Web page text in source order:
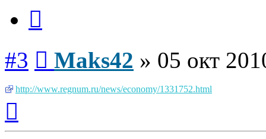
#3 Maks42 » 05 окт
http://www.regnum.ru/news/economy/1331752.html
началу